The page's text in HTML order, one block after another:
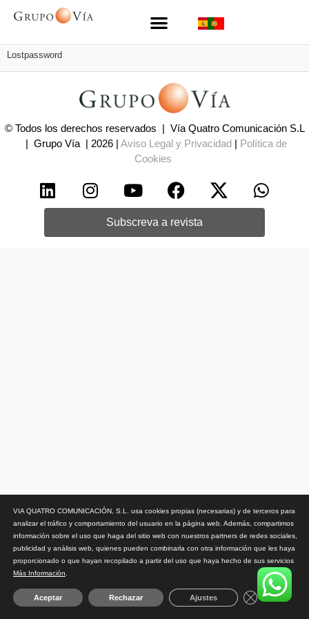
Lostpassword
© Todos los derechos reservados | Vía Quatro Comunicación S.L
| Grupo Vía | 2026 | Aviso Legal y Privacidad | Política de
Cookies
Subscreva a revista
VIA QUATRO COMUNICACIÓN, S.L. usa cookies propias (necesarias) y de terceros para
analizar el tráfico y comportamiento del usuario en la página web. Además, compartimos
información sobre el uso que haga del sitio web con nuestros partners de redes sociales,
publicidad y análisis web, quienes pueden combinarla con otra información que les haya
proporcionado o que hayan recopilado a partir del uso que haya hecho de sus servicios
Más Información
Aceptar Rechazar Ajustes Close GDPR